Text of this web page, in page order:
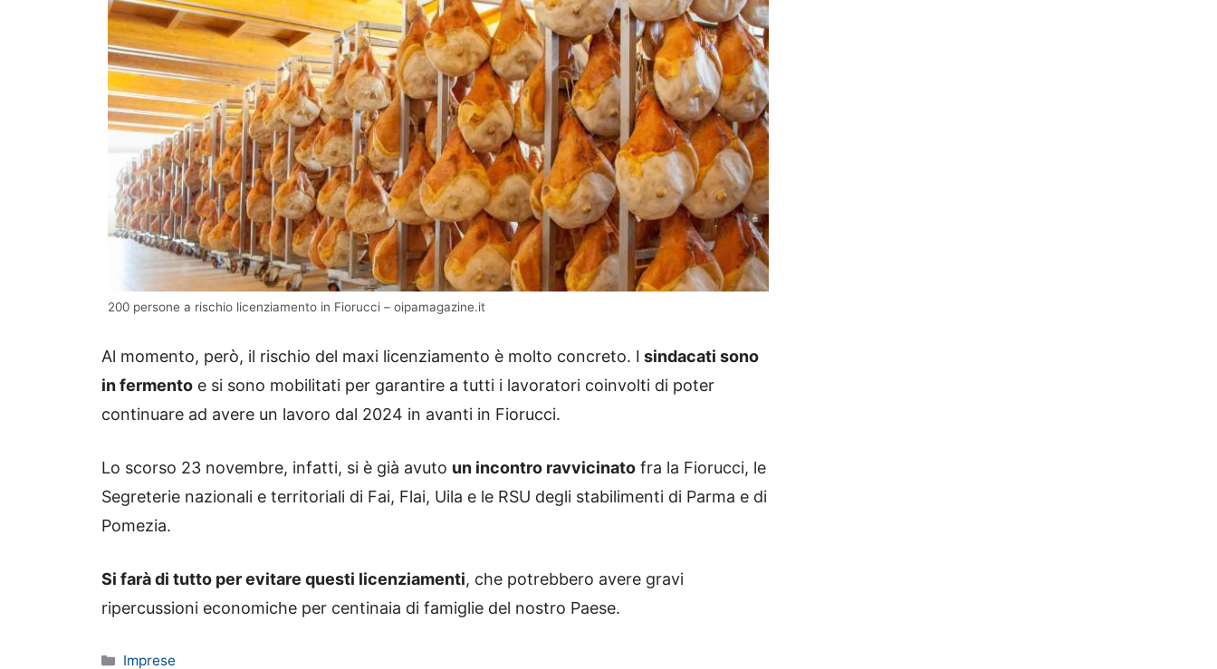
200 persone a rischio licenziamento in Fiorucci – oipamagazine.it
Al momento, però, il rischio del maxi licenziamento è molto concreto. I sindacati sono
in fermento e si sono mobilitati per garantire a tutti i lavoratori coinvolti di poter
continuare ad avere un lavoro dal 2024 in avanti in Fiorucci.
Lo scorso 23 novembre, infatti, si è già avuto un incontro ravvicinato fra la Fiorucci, le
Segreterie nazionali e territoriali di Fai, Flai, Uila e le RSU degli stabilimenti di Parma e di
Pomezia.
Si farà di tutto per evitare questi licenziamenti, che potrebbero avere gravi
ripercussioni economiche per centinaia di famiglie del nostro Paese.
Categorie
Imprese